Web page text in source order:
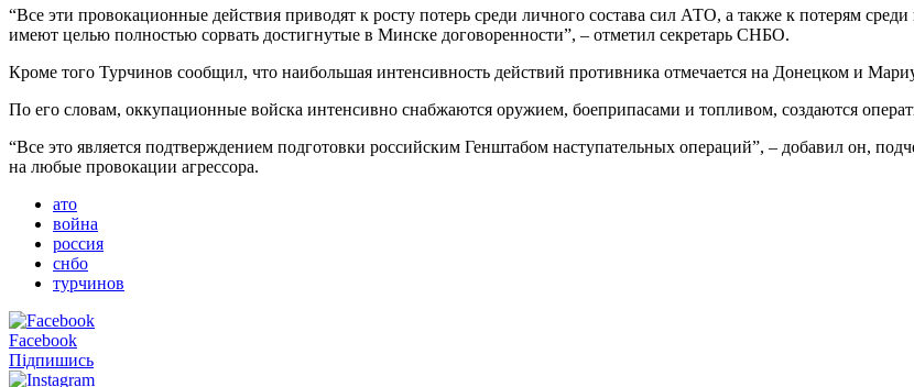
“Все эти провокационные действия приводят к росту потерь среди личного состава сил АТО, а также к потерям
имеют целью полностью сорвать достигнутые в Минске договоренности”, – отметил секретарь СНБО.
Кроме того Турчинов сообщил, что наибольшая интенсивность действий противника отмечается на Донецком и
По его словам, оккупационные войска интенсивно снабжаются оружием, боеприпасами и топливом, создаются
“Все это является подтверждением подготовки российским Генштабом наступательных операций”, – добавил он,
на любые провокации агрессора.
ато
война
россия
снбо
турчинов
Facebook
Підпишись